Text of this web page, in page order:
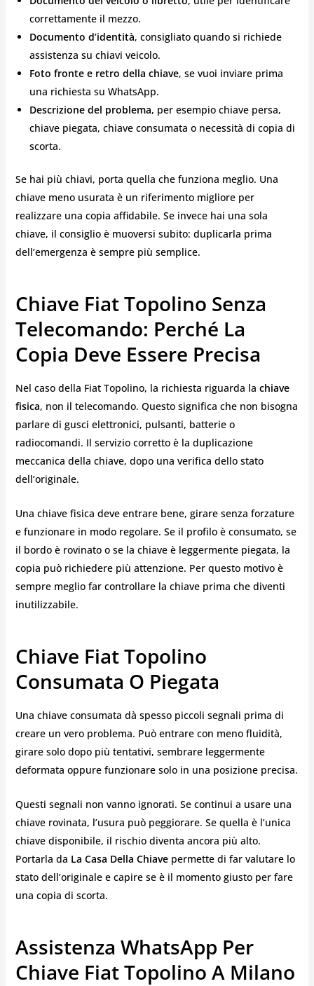
correttamente il mezzo.
Documento d’identità, consigliato quando si richiede
assistenza su chiavi veicolo.
Foto fronte e retro della chiave, se vuoi inviare prima
una richiesta su WhatsApp.
Descrizione del problema, per esempio chiave persa,
chiave piegata, chiave consumata o necessità di copia di
scorta.
Se hai più chiavi, porta quella che funziona meglio. Una
chiave meno usurata è un riferimento migliore per
realizzare una copia affidabile. Se invece hai una sola
chiave, il consiglio è muoversi subito: duplicarla prima
dell’emergenza è sempre più semplice.
Chiave Fiat Topolino Senza
Telecomando: Perché La
Copia Deve Essere Precisa
Nel caso della Fiat Topolino, la richiesta riguarda la chiave
fisica, non il telecomando. Questo significa che non bisogna
parlare di gusci elettronici, pulsanti, batterie o
radiocomandi. Il servizio corretto è la duplicazione
meccanica della chiave, dopo una verifica dello stato
dell’originale.
Una chiave fisica deve entrare bene, girare senza forzature
e funzionare in modo regolare. Se il profilo è consumato, se
il bordo è rovinato o se la chiave è leggermente piegata, la
copia può richiedere più attenzione. Per questo motivo è
sempre meglio far controllare la chiave prima che diventi
inutilizzabile.
Chiave Fiat Topolino
Consumata O Piegata
Una chiave consumata dà spesso piccoli segnali prima di
creare un vero problema. Può entrare con meno fluidità,
girare solo dopo più tentativi, sembrare leggermente
deformata oppure funzionare solo in una posizione precisa.
Questi segnali non vanno ignorati. Se continui a usare una
chiave rovinata, l’usura può peggiorare. Se quella è l’unica
chiave disponibile, il rischio diventa ancora più alto.
Portarla da La Casa Della Chiavepermette di far valutare lo
stato dell’originale e capire se è il momento giusto per fare
una copia di scorta.
Assistenza WhatsApp Per
Chiave Fiat Topolino A Milano